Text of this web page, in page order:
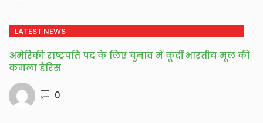
LATEST NEWS
अमेरिकी राष्ट्रपति पद के लिए चुनाव में कूदीं भारतीय मूल की
कमला हैरिस
0